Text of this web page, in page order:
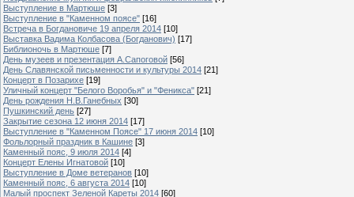
Выступление в Мартюше [3]
Выступление в "Каменном поясе" [16]
Встреча в Богдановиче 19 апреля 2014 [10]
Выставка Вадима Колбасова (Богданович) [17]
Библионочь в Мартюше [7]
День музеев и презентация А.Сапоговой [56]
День Славянской письменности и культуры 2014 [21]
Концерт в Позарихе [19]
Уличный концерт "Белого Воробья" и "Феникса" [21]
День рождения Н.В.Ганебных [30]
Пушкинский день [27]
Закрытие сезона 12 июня 2014 [17]
Выступление в "Каменном Поясе" 17 июня 2014 [10]
Фольлорный праздник в Кашине [3]
Каменный пояс, 9 июля 2014 [4]
Концерт Елены Игнатовой [10]
Выступление в Доме ветеранов [10]
Каменный пояс, 6 августа 2014 [10]
Малый проспект Зеленой Кареты 2014 [60]